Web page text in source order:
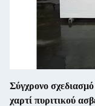
Σύγχρονο
χαρτί πυριτικού